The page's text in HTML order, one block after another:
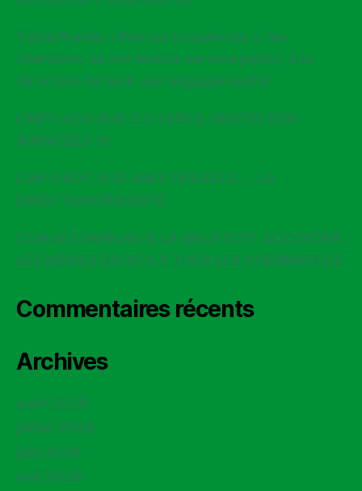
Table Ronde « Rex sur la canicule »: les
cheminot-es ont tenu le service public, à la
direction de tenir ses engagements!
L’INFO ADC SUD D.C.I ARES, ODICEO DES
AVANCÉES !!!
L’INFO ADC SUD ARES DÉRAILLE…..LA
DIRECTION PERSISTE
CONGÉS FAMILIAUX LA SNCF DOIT ACCORDER
LES MÊMES DROITS À TOUS LES CHEMINOT·ES
Commentaires récents
Archives
août 2026
juillet 2026
juin 2026
mai 2026